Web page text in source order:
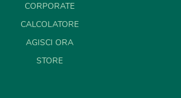
CORPORATE
CALCOLATORE
AGISCI ORA
STORE